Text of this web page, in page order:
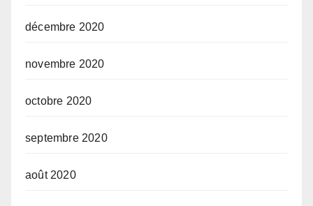
décembre 2020
novembre 2020
octobre 2020
septembre 2020
août 2020